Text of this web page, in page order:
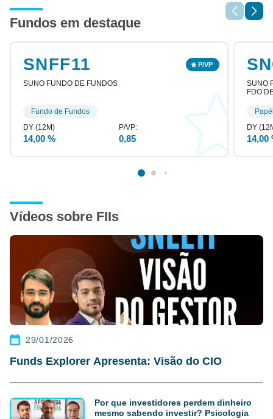
Fundos em destaque
SNFF11
SUNO FUNDO DE FUNDOS
14,00 % 0,85
Fundo de Fundos
SUNO
FDO
14,00
Vídeos sobre FIIs
29/01/2026
Funds Explorer Apresenta: Visão do CIO
Por que investidores perdem dinheiro
mesmo sabendo investir? Psicologia